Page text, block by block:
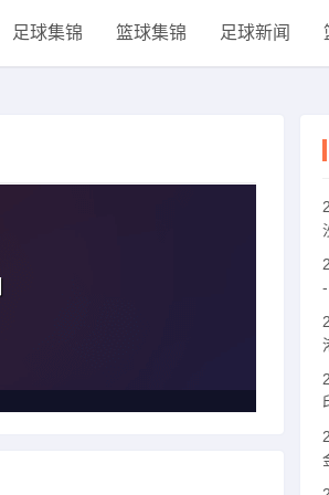
足球集锦 篮球集锦 足球新闻